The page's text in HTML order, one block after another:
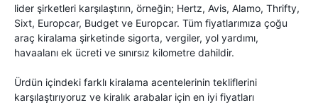
lider şirketleri karşılaştırın, örneğin; Hertz, Avis, Alamo, Thrifty,
Sixt, Europcar, Budget ve Europcar. Tüm fiyatlarımıza çoğu
araç kiralama şirketinde sigorta, vergiler, yol yardımı,
havaalanı ek ücreti ve sınırsız kilometre dahildir.
Ürdün içindeki farklı kiralama acentelerinin tekliflerini
karşılaştırıyoruz ve kiralık arabalar için en iyi fiyatları